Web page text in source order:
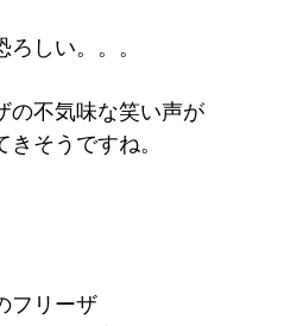
しい。。。
の不気味な笑い声が
そうですね。
フリーザ